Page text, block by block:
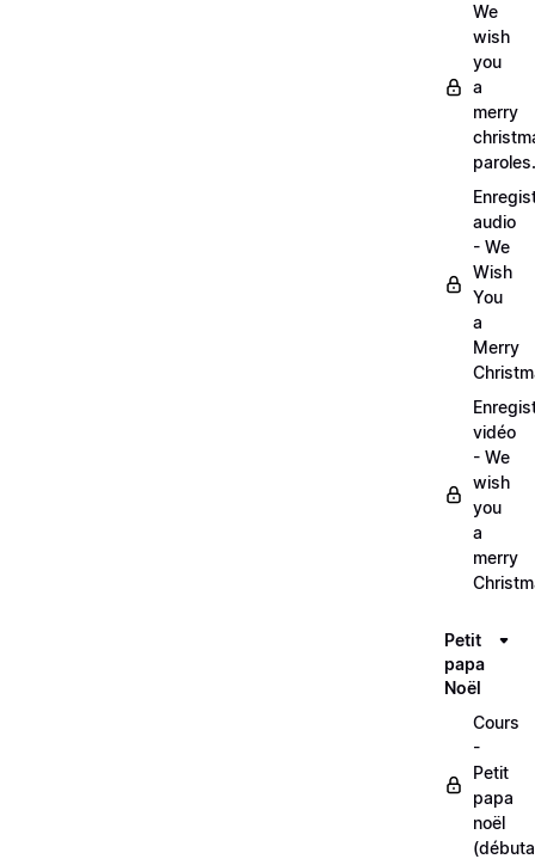
We
wish
you
a
merry
audio
- We
Wish
You
a
Merry
vidéo
- We
wish
you
a
merry
Petit
papa
Noël
Cours
-
Petit
papa
noël